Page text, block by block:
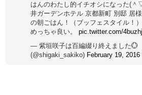
はんのわたし的イチオシになった(＾
井ガーデンホテル 京都新町 別邸 居
の朝ごはん！（ブッフェスタイル！
めっちゃ良い。 pic.twitter.com/
— 紫垣咲子は百編綴り終えました💮
(@shigaki_sakiko) February 19, 2016